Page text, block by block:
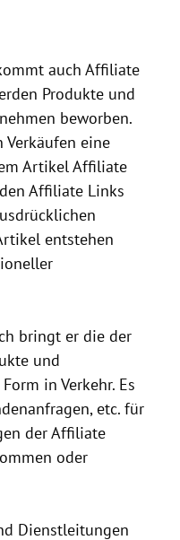
auch Affiliate
Produkte und
beworben.
eine
Artikel Affiliate
Affiliate Links
entstehen
bringt er die der
und
in Verkehr. Es
etc. für
der Affiliate
oder
Dienstleitungen